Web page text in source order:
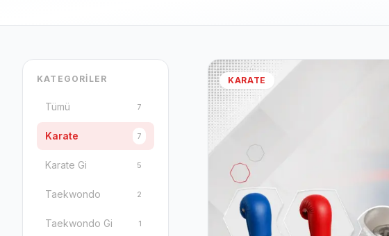
KATEGORILER
Tümü 7
Karate 7
Karate Gi 5
Taekwondo 2
Taekwondo Gi 1
KARATE